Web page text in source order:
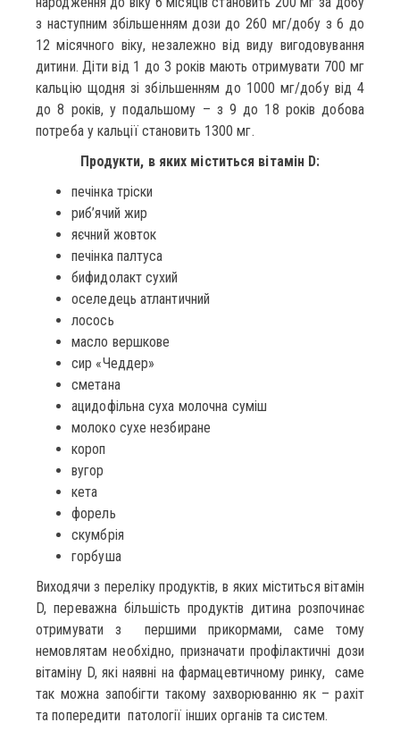
з наступним збільшенням дози до 260 мг/добу з 6 до
12 місячного віку, незалежно від виду вигодовування
дитини. Діти від 1 до 3 років мають отримувати 700 мг
кальцію щодня зі збільшенням до 1000 мг/добу від 4
до 8 років, у подальшому – з 9 до 18 років добова
потреба у кальції становить 1300 мг.
Продукти, в яких міститься вітамін D:
печінка тріски
риб’ячий жир
яєчний жовток
печінка палтуса
бифидолакт сухий
оселедець атлантичний
лосось
масло вершкове
сир «Чеддер»
сметана
ацидофільна суха молочна суміш
молоко сухе незбиране
короп
вугор
кета
форель
скумбрія
горбуша
Виходячи з переліку продуктів, в яких міститься вітамін
D, переважна більшість продуктів дитина розпочинає
отримувати з першими прикормами, саме тому
немовлятам необхідно, призначати профілактичні дози
вітаміну D, які наявні на фармацевтичному ринку, саме
так можна запобігти такому захворюванню як – рахіт
та попередити патології інших органів та систем.